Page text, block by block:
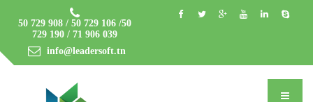
50 729 908 / 50 729 106 /50
729 190 / 71 906 039
info@leadersoft.tn